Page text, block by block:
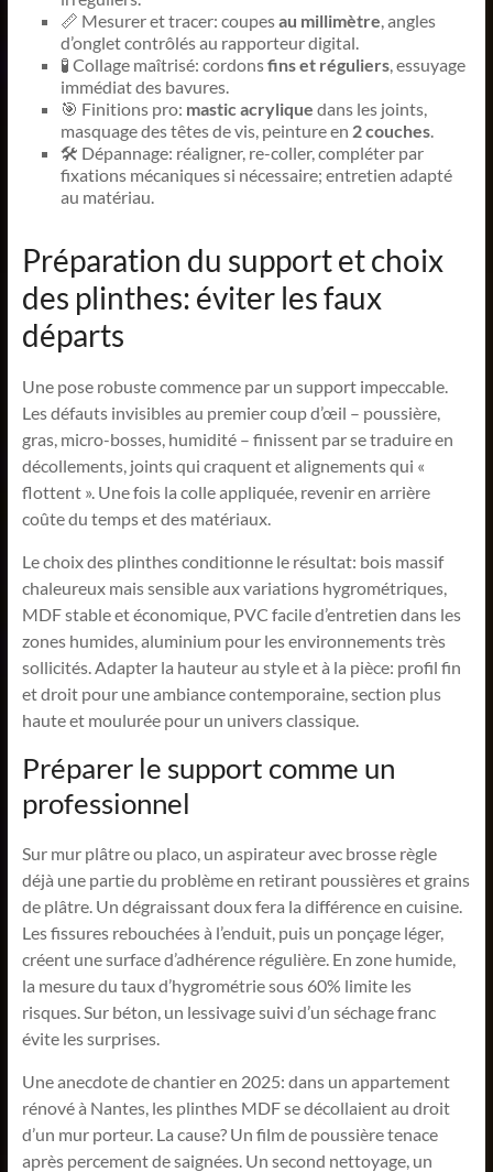
📏 Mesurer et tracer: coupesau millimètre, angles
d’onglet contrôlés au rapporteur digital.
🧪 Collage maîtrisé: cordonsfins et réguliers, essuyage
immédiat des bavures.
🎯 Finitions pro: mastic acrylique dans les joints,
masquage des têtes de vis, peinture en 2 couches.
🛠 Dépannage: réaligner, re-coller, compléter par
fixations mécaniques si nécessaire; entretien adapté
au matériau.
Préparation du support et choix
des plinthes: éviter les faux
départs
Une pose robuste commence par un support impeccable.
Les défauts invisibles au premier coup d’œil – poussière,
gras, micro-bosses, humidité – finissent par se traduire en
décollements, joints qui craquent et alignements qui «
flottent ». Une fois la colle appliquée, revenir en arrière
coûte du temps et des matériaux.
Le choix des plinthes conditionne le résultat: bois massif
chaleureux mais sensible aux variations hygrométriques,
MDF stable et économique, PVC facile d’entretien dans les
zones humides, aluminium pour les environnements très
sollicités. Adapter la hauteur au style et à la pièce: profil fin
et droit pour une ambiance contemporaine, section plus
haute et moulurée pour un univers classique.
Préparer le support comme un
professionnel
Sur mur plâtre ou placo, un aspirateur avec brosse règle
déjà une partie du problème en retirant poussières et grains
de plâtre. Un dégraissant doux fera la différence en cuisine.
Les fissures rebouchées à l’enduit, puis un ponçage léger,
créent une surface d’adhérence régulière. En zone humide,
la mesure du taux d’hygrométrie sous 60% limite les
risques. Sur béton, un lessivage suivi d’un séchage franc
évite les surprises.
Une anecdote de chantier en 2025: dans un appartement
rénové à Nantes, les plinthes MDF se décollaient au droit
d’un mur porteur. La cause? Un film de poussière tenace
après percement de saignées. Un second nettoyage, un